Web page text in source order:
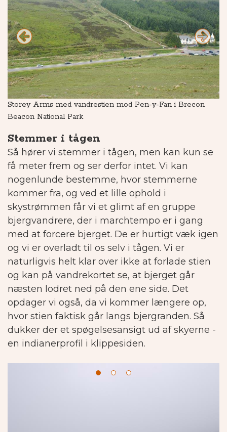
Storey Arms med vandrestien mod Pen-y-Fan i Brecon
Beacon National Park
Stemmer i tågen
Så hører vi stemmer i tågen, men kan kun se
få meter frem og ser derfor intet. Vi kan
nogenlunde bestemme, hvor stemmerne
kommer fra, og ved et lille ophold i
skystrømmen får vi et glimt af en gruppe
bjergvandrere, der i marchtempo er i gang
med at forcere bjerget. De er hurtigt væk igen
og vi er overladt til os selv i tågen. Vi er
naturligvis helt klar over ikke at forlade stien
og kan på vandrekortet se, at bjerget går
næsten lodret ned på den ene side. Det
opdager vi også, da vi kommer længere op,
hvor stien faktisk går langs bjergranden. Så
dukker der et spøgelsesansigt ud af skyerne -
en indianerprofil i klippesiden.